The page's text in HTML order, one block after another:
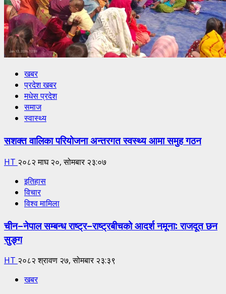
खबर
प्रदेश खबर
मधेस प्रदेश
समाज
स्वास्थ्य
सशक्त वालिका परियोजना अन्तरगत स्वस्थ्य आमा समुह गठन
HT २०८२ माघ २०, सोमबार २३:०७
इतिहास
विचार
विश्व मामिला
चीन–नेपाल सम्बन्ध राष्ट्र–राष्ट्रबीचको आदर्श नमूना: राजदूत छन
सुङ्ग
HT २०८२ श्रावण २७, सोमबार २३:३९
खबर